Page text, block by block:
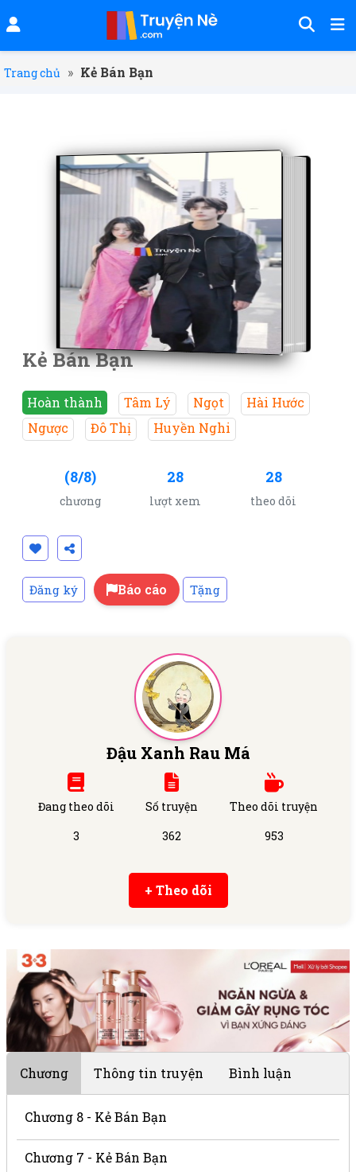
Trang chủ » Kẻ Bán Bạn
Kẻ Bán Bạn
Hoàn thành Tâm Lý Ngọt
Hài Hước
Ngược
Đô Thị Huyền Nghi
(8/8)
chương
28
lượt xem
28
theo dõi
Đăng ký Báo cáo Tặng
Đậu Xanh Rau Má
Đang theo dõi
3
Số truyện
362
Theo dõi truyện
953
+ Theo dõi
Chương Thông tin truyện Bình luận
Chương 8 - Kẻ Bán Bạn
Chương 7 - Kẻ Bán Bạn